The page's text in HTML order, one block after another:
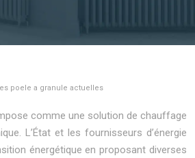
poele a granule actuelles
comme une solution de chauffage
L’État et les fournisseurs d’énergie
énergétique en proposant diverses